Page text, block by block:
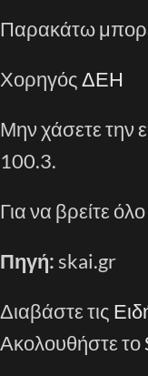
Παρακάτω
ΧορηγόςΔΕΗ
Μην χάσετε την
100.3.
Για να βρείτε
Πηγή: skai.gr
Διαβάστε τις
Ακολουθήστε το